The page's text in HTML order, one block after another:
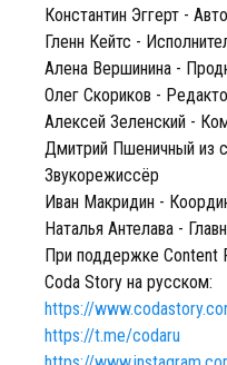
Константин Эггерт -
Гленн Кейтс -
Алена Вершинина -
Олег Скориков -
Алексей Зеленский -
Дмитрий Пшеничный из
Звукорежиссёр
Иван Макридин -
Наталья Антелава -
При поддержке Content
Coda Story на русском:
https://
https://t.me/codaru